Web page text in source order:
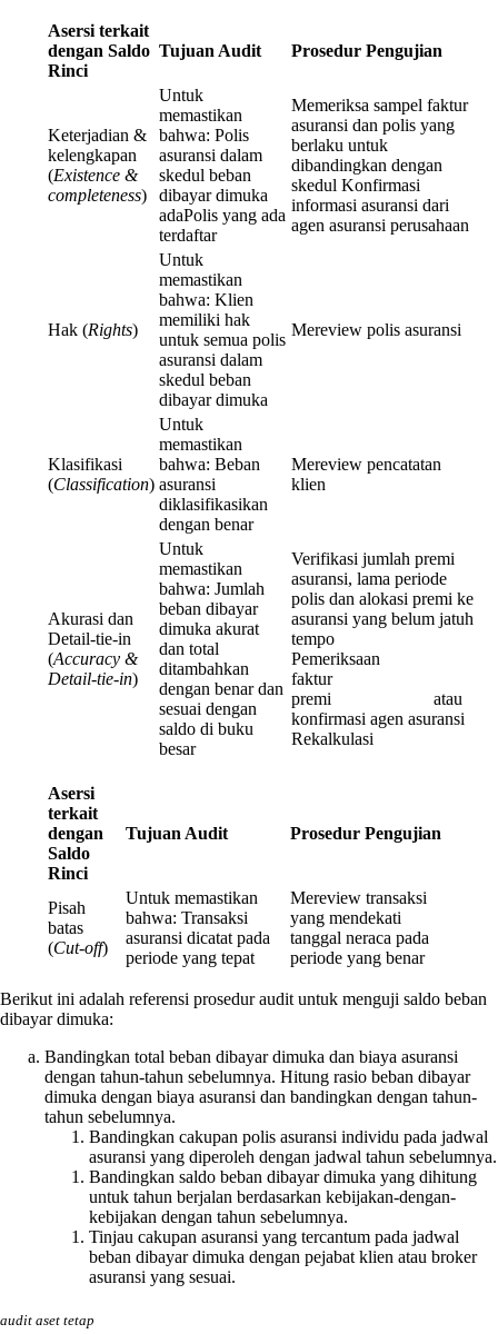
Asersi terkait
dengan Saldo
Rinci
Tujuan Audit Prosedur Pengujian
Keterjadian &
kelengkapan
(Existence &
completeness)
Untuk
memastikan
bahwa: Polis
asuransi dalam
skedul beban
dibayar dimuka
adaPolis yang ada
terdaftar
Memeriksa sampel faktur
asuransi dan polis yang
berlaku untuk
dibandingkan dengan
skedul Konfirmasi
informasi asuransi dari
agen asuransi perusahaan
Hak (Rights)
Untuk
memastikan
bahwa: Klien
memiliki hak
untuk semua polis
asuransi dalam
skedul beban
dibayar dimuka
Mereview polis asuransi
Klasifikasi
(Classification)
Untuk
memastikan
bahwa: Beban
asuransi
diklasifikasikan
dengan benar
Mereview pencatatan
klien
Akurasi dan
Detail-tie-in
(Accuracy &
Detail-tie-in)
Untuk
memastikan
bahwa: Jumlah
beban dibayar
dimuka akurat
dan total
ditambahkan
dengan benar dan
sesuai dengan
saldo di buku
besar
Verifikasi jumlah premi
asuransi, lama periode
polis dan alokasi premi ke
asuransi yang belum jatuh
tempo
Pemeriksaan
faktur
premi atau
konfirmasi agen asuransi
Rekalkulasi
Asersi
terkait
dengan
Saldo
Rinci
Tujuan Audit Prosedur Pengujian
Pisah
batas
(Cut-off)
Untuk memastikan
bahwa: Transaksi
asuransi dicatat pada
periode yang tepat
Mereview transaksi
yang mendekati
tanggal neraca pada
periode yang benar
Berikut ini adalah referensi prosedur audit untuk menguji saldo beban
dibayar dimuka:
Bandingkan total beban dibayar dimuka dan biaya asuransi
dengan tahun-tahun sebelumnya. Hitung rasio beban dibayar
dimuka dengan biaya asuransi dan bandingkan dengan tahun-
tahun sebelumnya.
Bandingkan cakupan polis asuransi individu pada jadwal
asuransi yang diperoleh dengan jadwal tahun sebelumnya.
Bandingkan saldo beban dibayar dimuka yang dihitung
untuk tahun berjalan berdasarkan kebijakan-dengan-
kebijakan dengan tahun sebelumnya.
Tinjau cakupan asuransi yang tercantum pada jadwal
beban dibayar dimuka dengan pejabat klien atau broker
asuransi yang sesuai.
audit aset tetap